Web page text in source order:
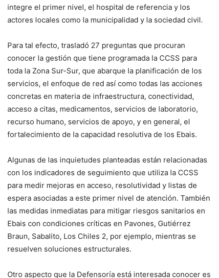
integre el primer nivel, el hospital de referencia y los
actores locales como la municipalidad y la sociedad civil.
Para tal efecto, trasladó 27 preguntas que procuran
conocer la gestión que tiene programada la CCSS para
toda la Zona Sur-Sur, que abarque la planificación de los
servicios, el enfoque de red así como todas las acciones
concretas en materia de infraestructura, conectividad,
acceso a citas, medicamentos, servicios de laboratorio,
recurso humano, servicios de apoyo, y en general, el
fortalecimiento de la capacidad resolutiva de los Ebais.
Algunas de las inquietudes planteadas están relacionadas
con los indicadores de seguimiento que utiliza la CCSS
para medir mejoras en acceso, resolutividad y listas de
espera asociadas a este primer nivel de atención. También
las medidas inmediatas para mitigar riesgos sanitarios en
Ebais con condiciones críticas en Pavones, Gutiérrez
Braun, Sabalito, Los Chiles 2, por ejemplo, mientras se
resuelven soluciones estructurales.
Otro aspecto que la Defensoría está interesada conocer es